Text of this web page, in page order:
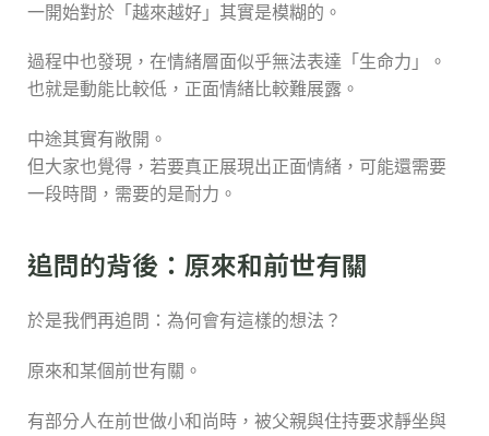
一開始對於「越來越好」其實是模糊的。
過程中也發現，在情緒層面似乎無法表達「生命力」。
也就是動能比較低，正面情緒比較難展露。
中途其實有敞開。
但大家也覺得，若要真正展現出正面情緒，可能還需要
一段時間，需要的是耐力。
追問的背後：原來和前世有關
於是我們再追問：為何會有這樣的想法？
原來和某個前世有關。
有部分人在前世做小和尚時，被父親與住持要求靜坐與